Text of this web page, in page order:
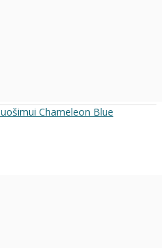
Chameleon Blue